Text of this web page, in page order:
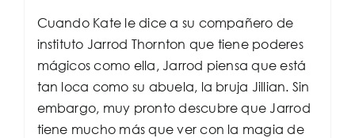
Cuando Kate le dice a su compañero de
instituto Jarrod Thornton que tiene poderes
mágicos como ella, Jarrod piensa que está
tan loca como su abuela, la bruja Jillian. Sin
embargo, muy pronto descubre que Jarrod
tiene mucho más que ver con la magia de